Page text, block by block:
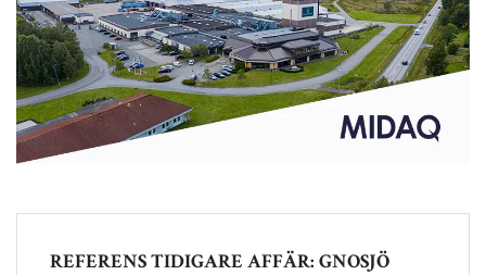
REFERENS TIDIGARE AFFÄR: GNOSJÖ